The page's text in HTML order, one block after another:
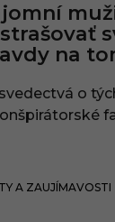
na
o
A ZAUJÍMAVOSTI